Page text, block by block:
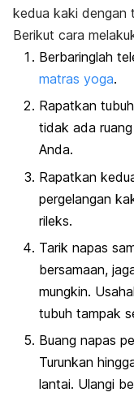
kedua kaki dengan
Berikut cara
Berbaringlah
matras yoga.
Rapatkan
tidak ada
Anda.
Rapatkan
pergelangan
rileks.
Tarik napas
bersamaan,
mungkin.
tubuh tampak
Buang napas
Turunkan
lantai. Ulangi